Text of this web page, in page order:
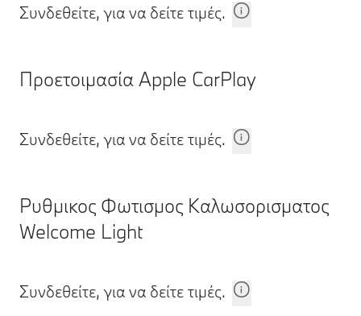
Συνδεθείτε, για να δείτε τιμές.
Προετοιμασία Apple CarPlay
Συνδεθείτε, για να δείτε τιμές.
Ρυθμικος Φωτισμος Καλωσορισματος
Welcome Light
Συνδεθείτε, για να δείτε τιμές.